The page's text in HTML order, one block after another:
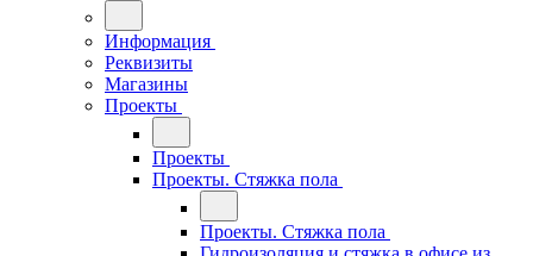
Информация
Реквизиты
Магазины
Проекты
Проекты
Проекты. Стяжка пола
Проекты. Стяжка пола